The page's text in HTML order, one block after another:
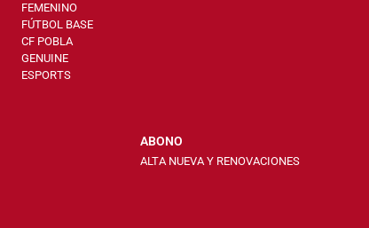
FEMENINO
FÚTBOL BASE
CF POBLA
GENUINE
ESPORTS
ABONO
ALTA NUEVA Y RENOVACIONES